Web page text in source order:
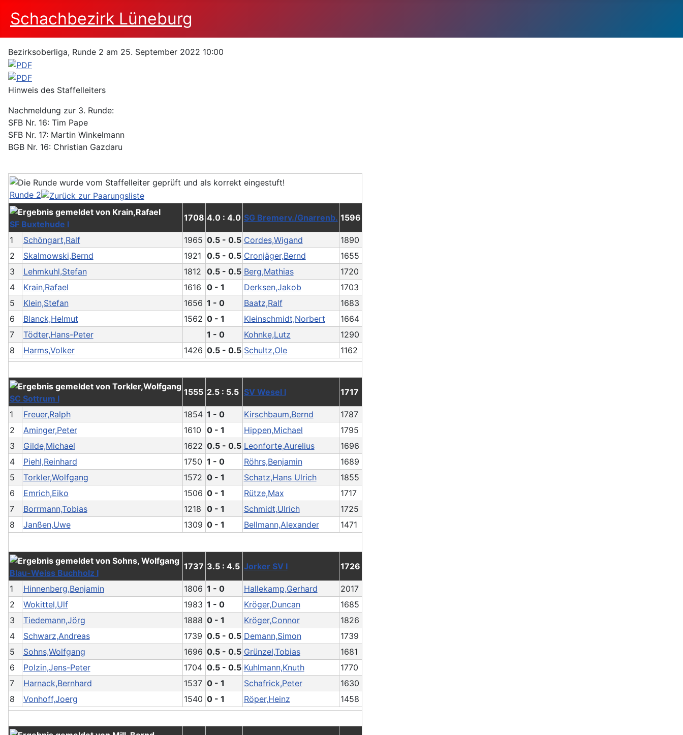
Schachbezirk Lüneburg
Bezirksoberliga, Runde 2 am 25. September 2022 10:00
Hinweis des Staffelleiters
Nachmeldung zur 3. Runde:
SFB Nr. 16: Tim Pape
SFB Nr. 17: Martin Winkelmann
BGB Nr. 16: Christian Gazdaru
Runde 2
SF Buxtehude I
1708 4.0 : 4.0 SG Bremerv./Gnarrenb. 1596
1 Schöngart,Ralf 1965 0.5 - 0.5 Cordes,Wigand
1890
2
Skalmowski,Bernd 1921 0.5 - 0.5 Cronjäger,Bernd
1655
3
Lehmkuhl,Stefan 1812 0.5 - 0.5 Berg,Mathias
1720
4
Krain,Rafael 1616 0 - 1 Derksen,Jakob
1703
5
Klein,Stefan 1656 1 - 0 Baatz,Ralf
1683
6
Blanck,Helmut 1562 0 - 1 Kleinschmidt,Norbert
1664
7
Tödter,Hans-Peter 1 - 0 Kohnke,Lutz
1290
8
Harms,Volker 1426 0.5 - 0.5 Schultz,Ole 1162
SC Sottrum I
1555 2.5 : 5.5 SV Wesel I 1717
1 Freuer,Ralph 1854 1 - 0 Kirschbaum,Bernd
1787
2
Aminger,Peter 1610 0 - 1 Hippen,Michael
1795
3
Gilde,Michael 1622 0.5 - 0.5 Leonforte,Aurelius
1696
4
Piehl,Reinhard 1750 1 - 0 Röhrs,Benjamin
1689
5
Torkler,Wolfgang 1572 0 - 1 Schatz,Hans Ulrich
1855
6
Emrich,Eiko 1506 0 - 1 Rütze,Max
1717
7
Borrmann,Tobias 1218 0 - 1 Schmidt,Ulrich
1725
8
Janßen,Uwe 1309 0 - 1 Bellmann,Alexander 1471
Blau-Weiss Buchholz I
1737 3.5 : 4.5 Jorker SV I 1726
1 Hinnenberg,Benjamin 1806 1 - 0 Hallekamp,Gerhard
2017
2
Wokittel,Ulf 1983 1 - 0 Kröger,Duncan
1685
3
Tiedemann,Jörg 1888 0 - 1 Kröger,Connor
1826
4
Schwarz,Andreas 1739 0.5 - 0.5 Demann,Simon
1739
5
Sohns,Wolfgang 1696 0.5 - 0.5 Grünzel,Tobias
1681
6
Polzin,Jens-Peter 1704 0.5 - 0.5 Kuhlmann,Knuth
1770
7
Harnack,Bernhard 1537 0 - 1 Schafrick,Peter
1630
8
Vonhoff,Joerg 1540 0 - 1 Röper,Heinz 1458